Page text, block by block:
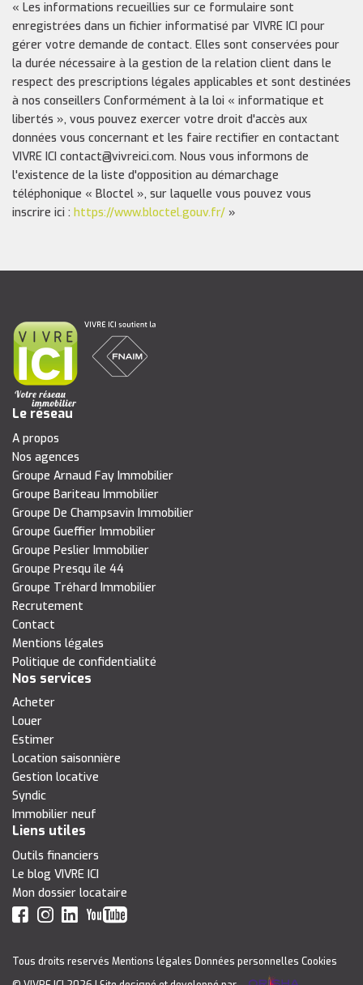
« Les informations recueillies sur ce formulaire sont
enregistrées dans un fichier informatisé par VIVRE ICI pour
gérer votre demande de contact. Elles sont conservées pour
la durée nécessaire à la gestion de la relation client dans le
respect des prescriptions légales applicables et sont destinées
à nos conseillers Conformément à la loi « informatique et
libertés », vous pouvez exercer votre droit d'accès aux
données vous concernant et les faire rectifier en contactant
VIVRE ICI contact@vivreici.com. Nous vous informons de
l'existence de la liste d'opposition au démarchage
téléphonique « Bloctel », sur laquelle vous pouvez vous
inscrire ici : https://www.bloctel.gouv.fr/ »
Le réseau
A propos
Nos agences
Groupe Arnaud Fay Immobilier
Groupe Bariteau Immobilier
Groupe De Champsavin Immobilier
Groupe Gueffier Immobilier
Groupe Peslier Immobilier
Groupe Presqu île 44
Groupe Tréhard Immobilier
Recrutement
Contact
Mentions légales
Politique de confidentialité
Nos services
Acheter
Louer
Estimer
Location saisonnière
Gestion locative
Syndic
Immobilier neuf
Liens utiles
Outils financiers
Le blog VIVRE ICI
Mon dossier locataire
Tous droits reservés Mentions légales Données personnelles Cookies